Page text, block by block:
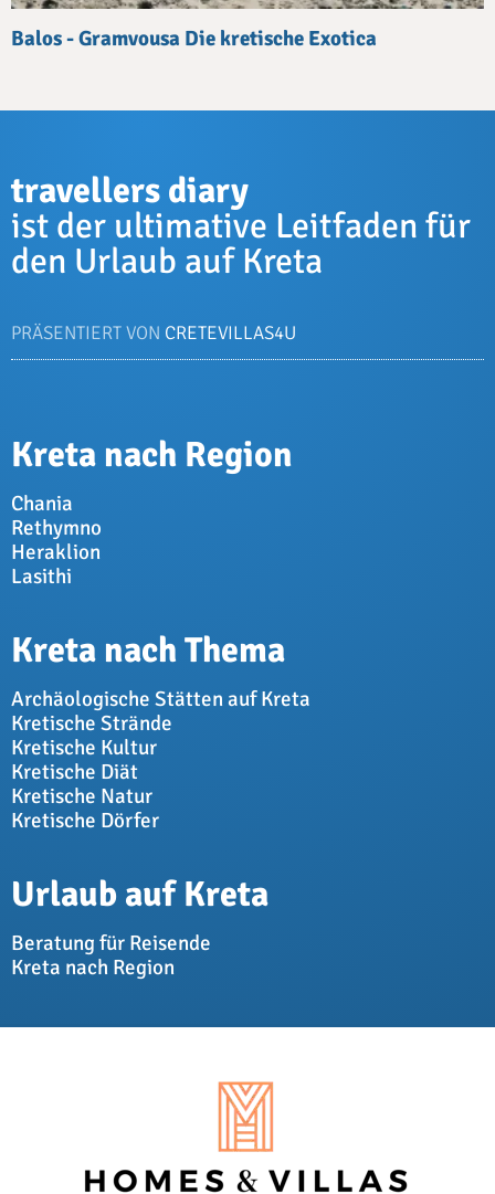
Balos - Gramvousa Die kretische Exotica
travellers diary
ist der ultimative Leitfaden für
den Urlaub auf Kreta
PRÄSENTIERT VON CRETEVILLAS4U
Kreta nach Region
Chania
Rethymno
Heraklion
Lasithi
Kreta nach Thema
Archäologische Stätten auf Kreta
Kretische Strände
Kretische Kultur
Kretische Diät
Kretische Natur
Kretische Dörfer
Urlaub auf Kreta
Beratung für Reisende
Kreta nach Region